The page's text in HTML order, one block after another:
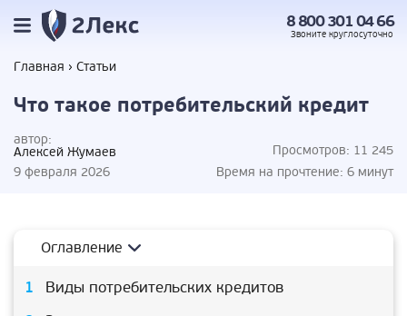
8 800 301 04 66
Звоните круглосуточно
Главная Статьи
Что такое потребительский кредит
автор:
Алексей Жумаев
9 февраля 2026
Просмотров: 11 245
Время на прочтение: 6 минут
Оглавление
Виды потребительских кредитов